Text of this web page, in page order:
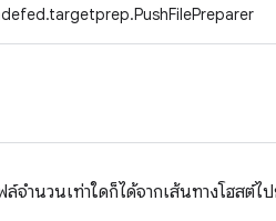
ล์จำนวนเท่าใดก็ได้จากเส้นทางโฮสต์